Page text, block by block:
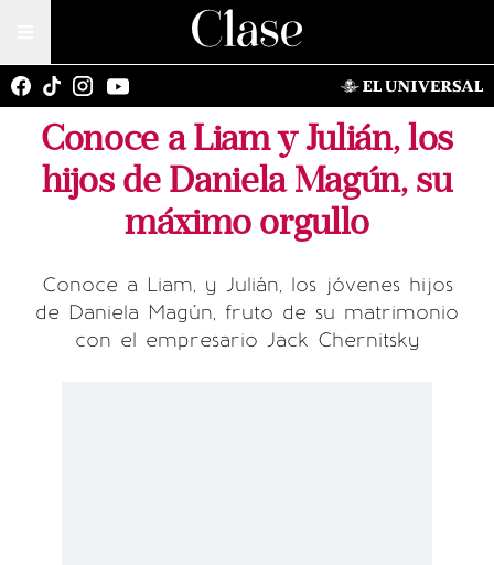
Conoce a Liam y Julián, los
hijos de Daniela Magún, su
máximo orgullo
Conoce a Liam, y Julián, los jóvenes hijos
de Daniela Magún, fruto de su matrimonio
con el empresario Jack Chernitsky